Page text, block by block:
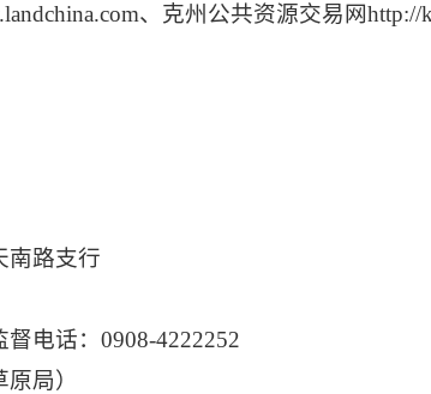
、 克州公共资源交易网http://
南路支行
督电话：0908-4222252
局）